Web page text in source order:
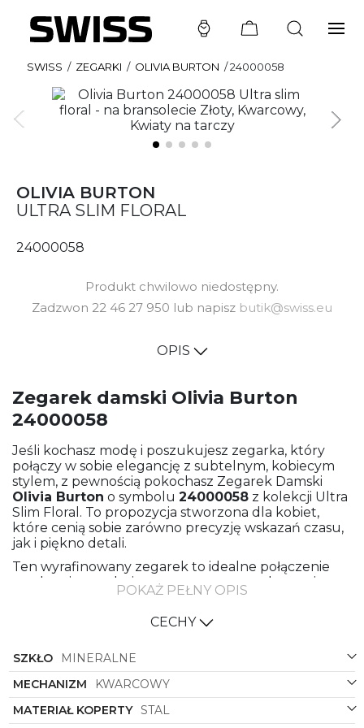
SWISS / ZEGARKI / OLIVIA BURTON /24000058
OLIVIA BURTON
ULTRA SLIM FLORAL
24000058
Produkt chwilowo niedostępny.
Zadzwon 22 46 27 950 lub napisz butik@swiss.eu
OPIS
Zegarek damski Olivia Burton
24000058
Jeśli kochasz modę i poszukujesz zegarka, który
połączy w sobie elegancję z subtelnym, kobiecym
stylem, z pewnością pokochasz Zegarek Damski
Olivia Burton o symbolu 24000058 z kolekcji Ultra
Slim Floral. To propozycja stworzona dla kobiet,
które cenią sobie zarówno precyzję wskazań czasu,
jak i piękno detali.
Ten wyrafinowany zegarek to idealne połączenie
ewolucyjnego designu z nowoczesną elegancją.
Stalowa bransoleta oraz koperta w kolorze złotym
dodają mu luksusowego charakteru, podkreślając
jednocześnie kobiecą delikatność. Kształt okrągłej
do nadgarstka, zapewniając komfort noszenia oraz
doskonałe dopasowanie.
Kolor tarczy, także w odcieniu złota, nadaje
zegarkowiOlivia Burton
POKAŻ PEŁNY OPIS
CECHY
SZKŁO
MINERALNE
MECHANIZM
KWARCOWY
MATERIAŁ KOPERTY STAL